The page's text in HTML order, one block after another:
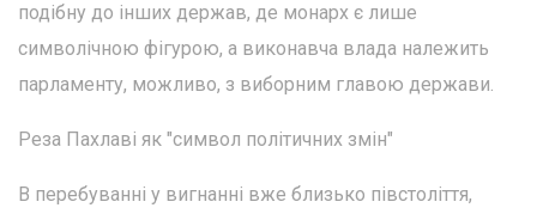
подібну до інших держав, де монарх є лише
символічною фігурою, а виконавча влада належить
парламенту, можливо, з виборним главою держави.
Реза Пахлаві як "символ політичних змін"
В перебуванні у вигнанні вже близько півстоліття,